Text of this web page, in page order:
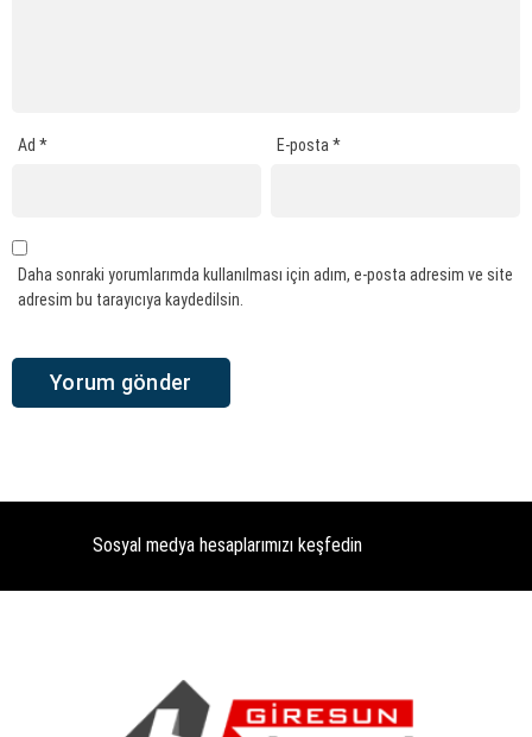
Ad * E-posta*
Daha sonraki yorumlarımda kullanılması için adım, e-posta adresim ve site
adresim bu tarayıcıya kaydedilsin.
Sosyal medya hesaplarımızı keşfedin